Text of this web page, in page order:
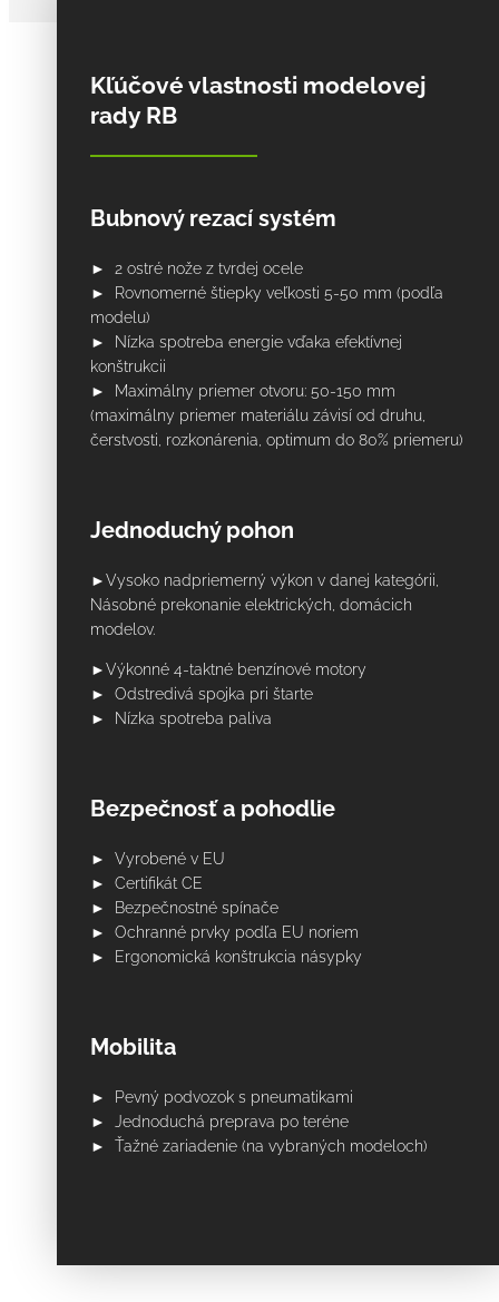
Kľúčové vlastnosti modelovej
rady RB
Bubnový rezací systém
► 2 ostré nože z tvrdej ocele
► Rovnomerné štiepky veľkosti 5-50 mm (podľa
modelu)
► Nízka spotreba energie vďaka efektívnej
konštrukcii
► Maximálny priemer otvoru: 50-150 mm
(maximálny priemer materiálu závisí od druhu,
čerstvosti, rozkonárenia, optimum do 80% priemeru)
Jednoduchý pohon
►Vysoko nadpriemerný výkon v danej kategórii,
Násobné prekonanie elektrických, domácich
modelov.
►Výkonné 4-taktné benzínové motory
► Odstredivá spojka pri štarte
► Nízka spotreba paliva
Bezpečnosť a pohodlie
► Vyrobené v EU
► Certifikát CE
► Bezpečnostné spínače
► Ochranné prvky podľa EU noriem
► Ergonomická konštrukcia násypky
Mobilita
► Pevný podvozok s pneumatikami
► Jednoduchá preprava po teréne
► Ťažné zariadenie (na vybraných modeloch)